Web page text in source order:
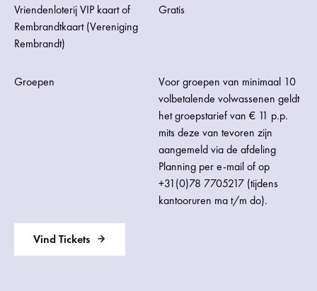
Vriendenloterij VIP kaart of
Rembrandtkaart (Vereniging
Rembrandt)
Gratis
Groepen
Voor groepen van minimaal 10
volbetalende volwassenen geldt
het groepstarief van € 11 p.p.
mits deze van tevoren zijn
aangemeld via de afdeling
Planning pere-mailof op
+31(0)78 7705217 (tijdens
kantooruren ma t/m do).
Vind Tickets